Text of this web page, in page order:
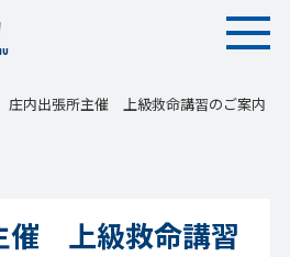
庄内出張所主催 上級救命講習のご案内
催 上級救命講習